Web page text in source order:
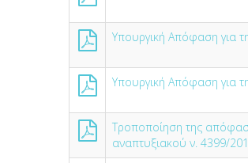
Υπουργική Απόφαση για
Υπουργική Απόφαση για
Τροποποίηση της
αναπτυξιακού ν. 4399/